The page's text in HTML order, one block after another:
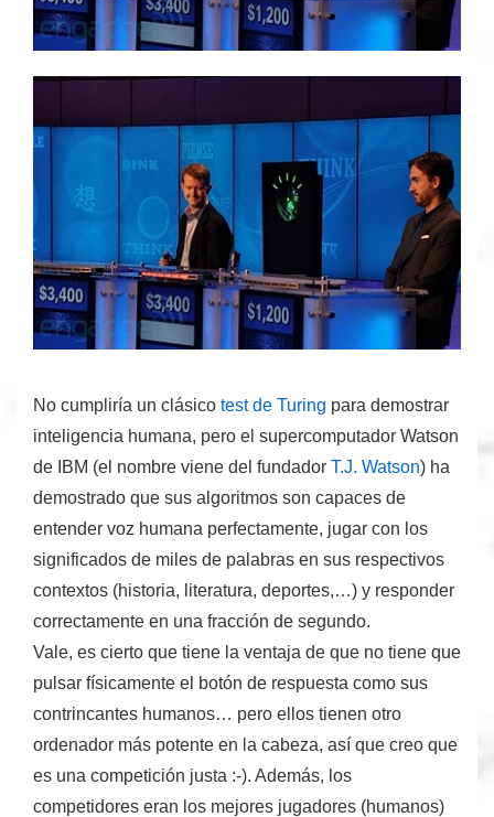
No cumpliría un clásico test de Turing para demostrar
inteligencia humana, pero el supercomputador Watson
de IBM (el nombre viene del fundador T.J. Watson) ha
demostrado que sus algoritmos son capaces de
entender voz humana perfectamente, jugar con los
significados de miles de palabras en sus respectivos
contextos (historia, literatura, deportes,…) y responder
correctamente en una fracción de segundo.
Vale, es cierto que tiene la ventaja de que no tiene que
pulsar físicamente el botón de respuesta como sus
contrincantes humanos… pero ellos tienen otro
ordenador más potente en la cabeza, así que creo que
es una competición justa :-). Además, los
competidores eran los mejores jugadores (humanos)